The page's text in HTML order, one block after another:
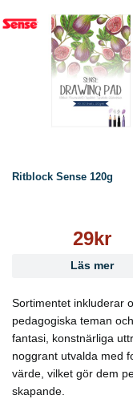
Ritblock Sense 120g
29kr
Läs mer
Sortimentet inkluderar
pedagogiska teman
fantasi, konstnärliga
noggrant utvalda med
värde, vilket gör dem
skapande.